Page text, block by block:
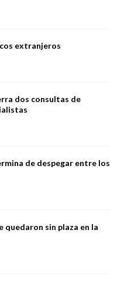
extranjeros
dos consultas de
de despegar entre los
quedaron sin plaza en la